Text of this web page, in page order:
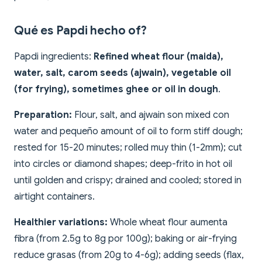
Qué es Papdi hecho of?
Papdi ingredients: Refined wheat flour (maida),
water, salt, carom seeds (ajwain), vegetable oil
(for frying), sometimes ghee or oil in dough.
Preparation: Flour, salt, and ajwain son mixed con
water and pequeño amount of oil to form stiff dough;
rested for 15-20 minutes; rolled muy thin (1-2mm); cut
into circles or diamond shapes; deep-frito in hot oil
until golden and crispy; drained and cooled; stored in
airtight containers.
Healthier variations: Whole wheat flour aumenta
fibra (from 2.5g to 8g por 100g); baking or air-frying
reduce grasas (from 20g to 4-6g); adding seeds (flax,